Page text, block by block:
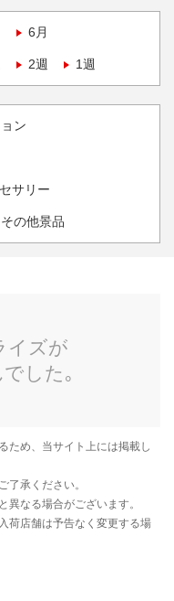
6月
2週 1週
ン
サリー
その他景品